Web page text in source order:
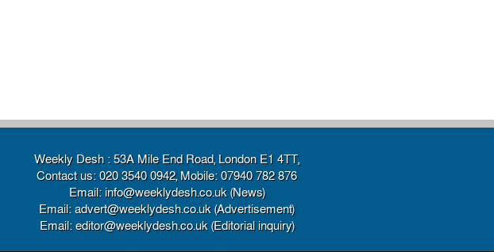
Weekly Desh : 53A Mile End Road, London E1 4TT,
Contact us: 020 3540 0942, Mobile: 07940 782 876
Email: info@weeklydesh.co.uk (News)
Email: advert@weeklydesh.co.uk (Advertisement)
Email: editor@weeklydesh.co.uk (Editorial inquiry)